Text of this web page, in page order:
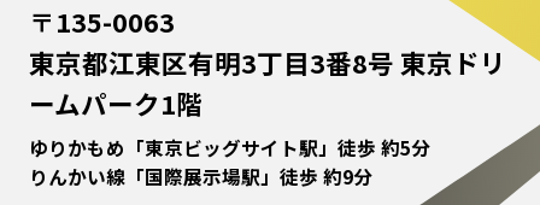
〒135-0063
東京都江東区有明3丁目3番8号 東京ドリ
ームパーク1階
ゆりかもめ「東京ビッグサイト駅」徒歩 約5分
りんかい線「国際展示場駅」徒歩 約9分